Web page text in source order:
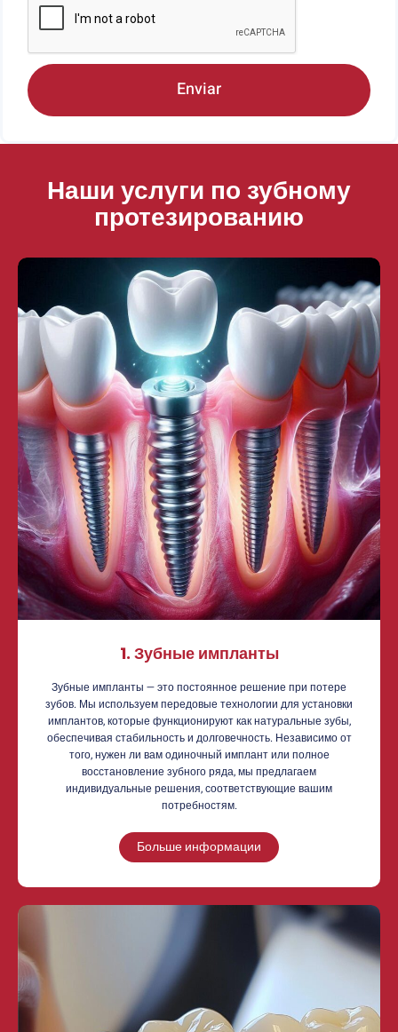
Enviar
Наши услуги по зубному
протезированию
1. Зубные импланты
Зубные импланты — это постоянное решение при потере
зубов. Мы используем передовые технологии для установки
имплантов, которые функционируют как натуральные зубы,
обеспечивая стабильность и долговечность. Независимо от
того, нужен ли вам одиночный имплант или полное
восстановление зубного ряда, мы предлагаем
индивидуальные решения, соответствующие вашим
потребностям.
Больше информации